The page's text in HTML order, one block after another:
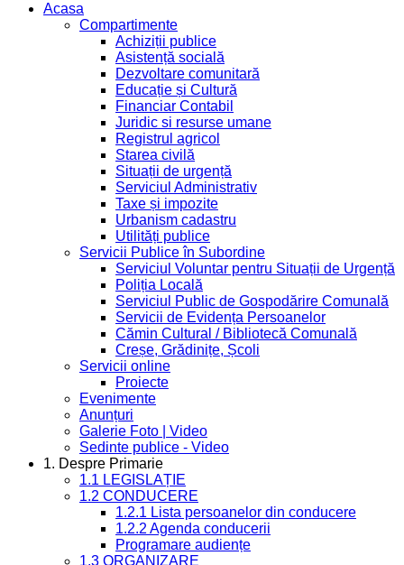
Acasa
Compartimente
Achiziții publice
Asistență socială
Dezvoltare comunitară
Educație și Cultură
Financiar Contabil
Juridic si resurse umane
Registrul agricol
Starea civilă
Situații de urgență
Serviciul Administrativ
Taxe și impozite
Urbanism cadastru
Utilități publice
Servicii Publice în Subordine
Serviciul Voluntar pentru Situații de Urgență
Poliția Locală
Serviciul Public de Gospodărire Comunală
Servicii de Evidența Persoanelor
Cămin Cultural / Bibliotecă Comunală
Creșe, Grădinițe, Școli
Servicii online
Proiecte
Evenimente
Anunțuri
Galerie Foto | Video
Sedinte publice - Video
1. Despre Primarie
1.1 LEGISLAȚIE
1.2 CONDUCERE
1.2.1 Lista persoanelor din conducere
1.2.2 Agenda conducerii
Programare audiențe
1.3 ORGANIZARE